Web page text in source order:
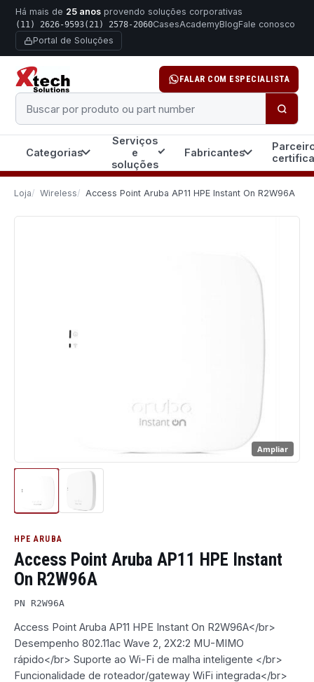
Há mais de 25 anos provendo soluções corporativas
(11) 2626-9593(21) 2578-2060CasesAcademyBlogFale conosco
Portal de Soluções
FALAR COM ESPECIALISTA
Categorias
Serviços
e
soluções
Fabricantes
Loja Wireless Access Point Aruba AP11 HPE Instant On R2W96A
Ampliar
HPE ARUBA
Access Point Aruba AP11 HPE Instant
On R2W96A
PN R2W96A
Access Point Aruba AP11 HPE Instant On R2W96A</br>
Desempenho 802.11ac Wave 2, 2X2:2 MU-MIMO
rápido</br> Suporte ao Wi-Fi de malha inteligente </br>
Funcionalidade de roteador/gateway WiFi integrada</br>